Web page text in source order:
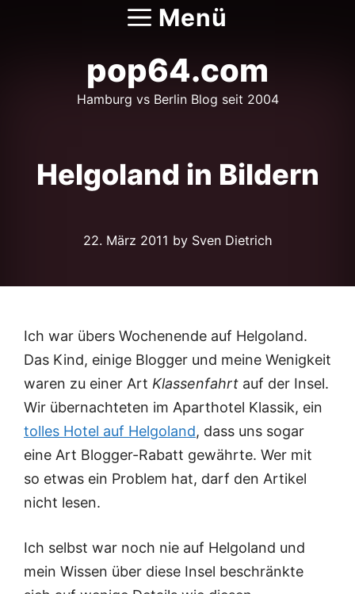
Menü
pop64.com
Hamburg vs Berlin Blog seit 2004
Helgoland in Bildern
22. März 2011 by Sven Dietrich
Ich war übers Wochenende auf Helgoland.
Das Kind, einige Blogger und meine Wenigkeit
waren zu einer Art Klassenfahrt auf der Insel.
Wir übernachteten im Aparthotel Klassik, ein
tolles Hotel auf Helgoland, dass uns sogar
eine Art Blogger-Rabatt gewährte. Wer mit
so etwas ein Problem hat, darf den Artikel
nicht lesen.
Ich selbst war noch nie auf Helgoland und
mein Wissen über diese Insel beschränkte